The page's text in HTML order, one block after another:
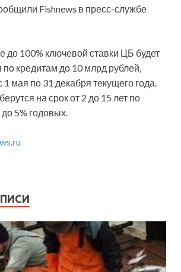
Fishnews в пресс-службе
до 100% ключевой ставки ЦБ будет
кредитам до 10 млрд рублей,
мая по 31 декабря текущего года.
на срок от 2 до 15 лет по
5% годовых.